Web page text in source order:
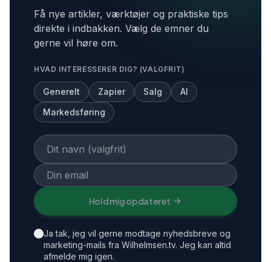
Få nye artikler, værktøjer og praktiske tips
direkte i indbakken. Vælg de emner du
gerne vil høre om.
HVAD INTERESSERER DIG? (VALGFRIT)
Generelt Zapier Salg
AI
Markedsføring
Hold mig opdateret
Ja tak, jeg vil gerne modtage nyhedsbreve og
marketing-mails fra Wilhelmsen.tv. Jeg kan altid
afmelde mig igen.